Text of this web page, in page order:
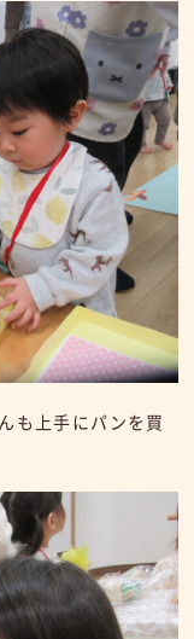
も上手にパンを買